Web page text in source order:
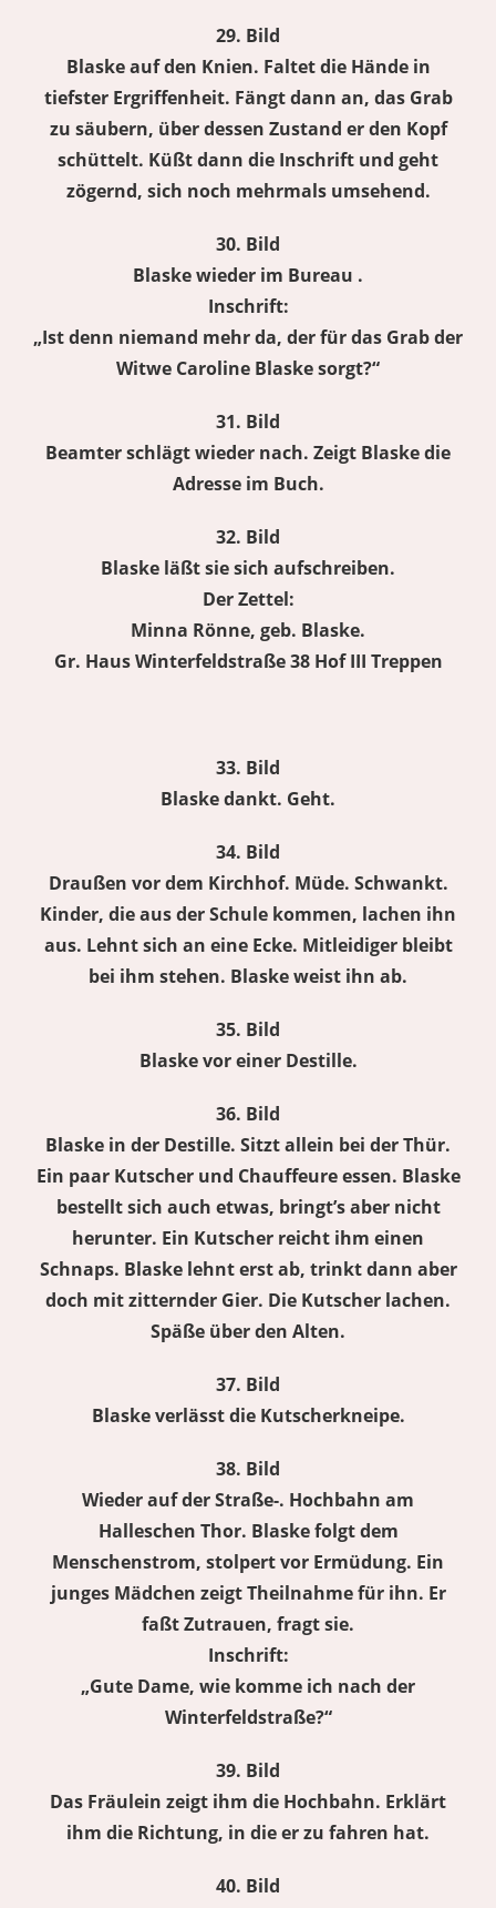
29. Bild
Blaske auf den Knien. Faltet die Hände in
tiefster Ergriffenheit. Fängt dann an, das Grab
zu säubern, über dessen Zustand er den Kopf
schüttelt. Küßt dann die Inschrift und geht
zögernd, sich noch mehrmals umsehend.
30. Bild
Blaske wieder im Bureau .
Inschrift:
„Ist denn niemand mehr da, der für das Grab der
Witwe Caroline Blaske sorgt?“
31. Bild
Beamter schlägt wieder nach. Zeigt Blaske die
Adresse im Buch.
32. Bild
Blaske läßt sie sich aufschreiben.
Der Zettel:
Minna Rönne, geb. Blaske.
Gr. Haus Winterfeldstraße 38 Hof III Treppen
33. Bild
Blaske dankt. Geht.
34. Bild
Draußen vor dem Kirchhof. Müde. Schwankt.
Kinder, die aus der Schule kommen, lachen ihn
aus. Lehnt sich an eine Ecke. Mitleidiger bleibt
bei ihm stehen. Blaske weist ihn ab.
35. Bild
Blaske vor einer Destille.
36. Bild
Blaske in der Destille. Sitzt allein bei der Thür.
Ein paar Kutscher und Chauffeure essen. Blaske
bestellt sich auch etwas, bringt’s aber nicht
herunter. Ein Kutscher reicht ihm einen
Schnaps. Blaske lehnt erst ab, trinkt dann aber
doch mit zitternder Gier. Die Kutscher lachen.
Späße über den Alten.
37. Bild
Blaske verlässt die Kutscherkneipe.
38. Bild
Wieder auf der Straße-. Hochbahn am
Halleschen Thor. Blaske folgt dem
Menschenstrom, stolpert vor Ermüdung. Ein
junges Mädchen zeigt Theilnahme für ihn. Er
faßt Zutrauen, fragt sie.
Inschrift:
„Gute Dame, wie komme ich nach der
Winterfeldstraße?“
39. Bild
Das Fräulein zeigt ihm die Hochbahn. Erklärt
ihm die Richtung, in die er zu fahren hat.
40. Bild